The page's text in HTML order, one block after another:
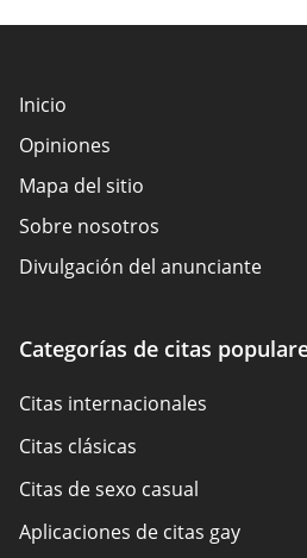
Inicio
Opiniones
Mapa del sitio
Sobre nosotros
Divulgación del anunciante
Política de cookies
Categorías de citas
Citas internacionales
Citas clásicas
Citas de sexo casual
Aplicaciones de citas gay